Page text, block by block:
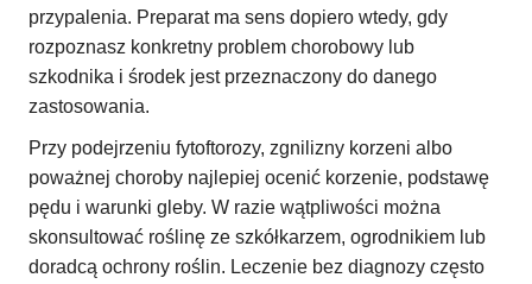
przypalenia. Preparat ma sens dopiero wtedy, gdy
rozpoznasz konkretny problem chorobowy lub
szkodnika i środek jest przeznaczony do danego
zastosowania.
Przy podejrzeniu fytoftorozy, zgnilizny korzeni albo
poważnej choroby najlepiej ocenić korzenie, podstawę
pędu i warunki gleby. W razie wątpliwości można
skonsultować roślinę ze szkółkarzem, ogrodnikiem lub
doradcą ochrony roślin. Leczenie bez diagnozy często